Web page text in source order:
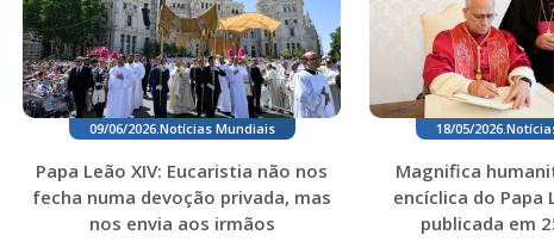
09/06/2026.Notícias Mundiais
Papa Leão XIV: Eucaristia não nos
fecha numa devoção privada, mas
nos envia aos irmãos
18/05/2026.
Magnifica
encíclica do Papa
publicada em